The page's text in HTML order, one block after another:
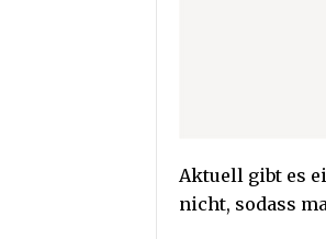
Aktuell gibt es
nicht, sodass